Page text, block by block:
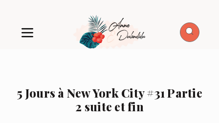
5 Jours à New York City #31 Partie
2 suite et fin